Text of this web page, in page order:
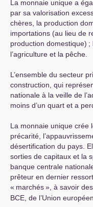
La monnaie unique a
par sa valorisation
chères, la production
importations (au lieu de
production domestique) ;
l’agriculture et la pêche.
L’ensemble du secteur
construction, qui
nationale à la veille de
moins d’un quart et a
La monnaie unique crée
précarité,
désertification du pays.
sorties de capitaux et la
banque centrale
prêteur en dernier
« marchés», à savoir
BCE , de l’Union